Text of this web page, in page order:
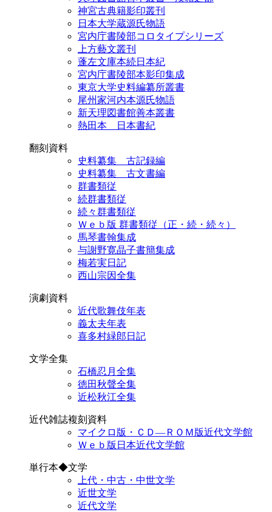
神宮古典籍影印叢刊
日本大学蔵源氏物語
宮内庁書陵部コロタイプシリーズ
上方藝文叢刊
蓬左文庫本続日本紀
宮内庁書陵部本影印集成
東京大学史料編纂所叢書
尾州家河内本源氏物語
新天理図書館善本叢書
熱田本 日本書紀
翻刻資料
史料纂集 古記録編
史料纂集 古文書編
群書類従
続群書類従
続々群書類従
Ｗｅｂ版 群書類従（正・続・続々）
馬琴書翰集成
与謝野寛晶子書簡集成
梅若実日記
西山宗因全集
演劇資料
近代歌舞伎年表
義太夫年表
喜多村緑郎日記
文学全集
石橋忍月全集
徳田秋聲全集
近松秋江全集
近代雑誌複刻資料
マイクロ版・ＣＤ―ＲＯＭ版近代文学館
Ｗｅｂ版日本近代文学館
単行本◆文学
上代・中古・中世文学
近世文学
近代文学